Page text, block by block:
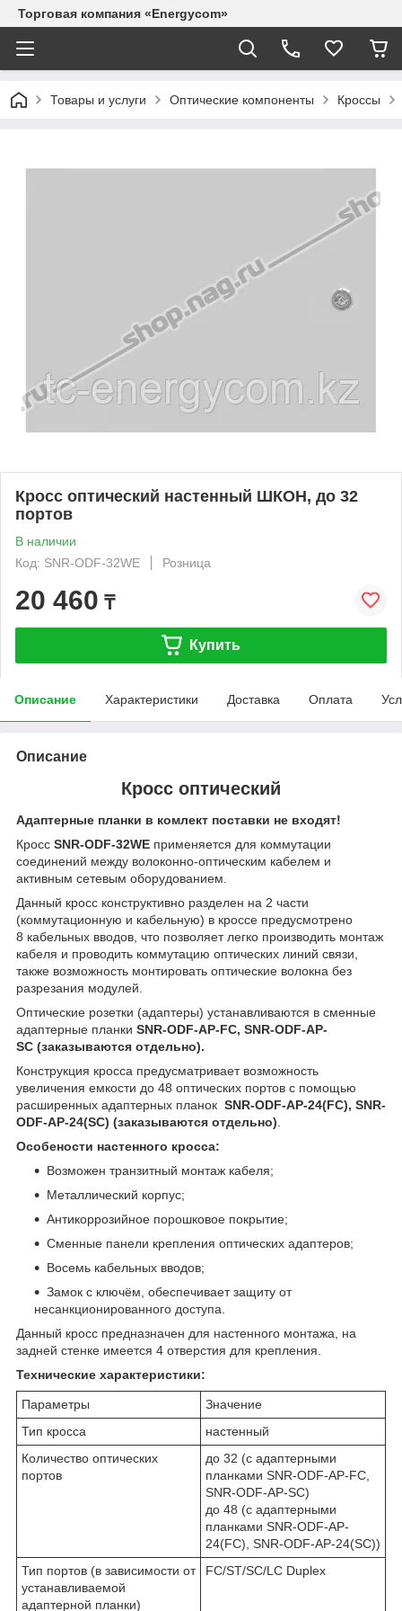
Торговая компания «Energycom»
Товары и услуги Оптические компоненты Кроссы
Кросс оптический настенный ШКОН, до 32
портов
В наличии
Код: SNR-ODF-32WE
Розница
20 460 ₸
Купить
Описание Характеристики Доставка Оплата
Описание
Кросс оптический
Адаптерные планки в комлект поставки не входят!
Кросс SNR-ODF-32WE применяется для коммутации
соединений между волоконно-оптическим кабелем и
активным сетевым оборудованием.
Данный кросс конструктивно разделен на 2 части
(коммутационную и кабельную) в кроссе предусмотрено
8 кабельных вводов, что позволяет легко производить монтаж
кабеля и проводить коммутацию оптических линий связи,
также возможность монтировать оптические волокна без
разрезания модулей.
Оптические розетки (адаптеры) устанавливаются в сменные
адаптерные планки SNR-ODF-AP-FC, SNR-ODF-AP-
SC (заказываются отдельно).
Конструкция кросса предусматривает возможность
увеличения емкости до 48 оптических портов с помощью
расширенных адаптерных планок SNR-ODF-AP-24(FC), SNR-
ODF-AP-24(SC) (заказываются отдельно).
Особености настенного кросса:
Возможен транзитный монтаж кабеля;
Металлический корпус;
Антикоррозийное порошковое покрытие;
Сменные панели крепления оптических адаптеров;
Восемь кабельных вводов;
Замок с ключём, обеспечивает защиту от
несанкционированного доступа.
Данный кросс предназначен для настенного монтажа, на
задней стенке имеется 4 отверстия для крепления.
Технические характеристики:
Параметры
Значение
Тип кросса
настенный
Количество оптических
портов
до 32 (с адаптерными
планками SNR-ODF-AP-FC,
SNR-ODF-AP-SC)
до 48 (с адаптерными
планками SNR-ODF-AP-
24(FC), SNR-ODF-AP-24(SC))
Тип портов (в зависимости от
устанавливаемой
адаптерной планки)
FC/ST/SC/LC Duplex